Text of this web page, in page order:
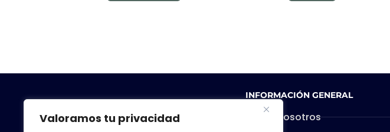
Valoramos tu privacidad
INFORMACIÓN GENERAL
Nosotros